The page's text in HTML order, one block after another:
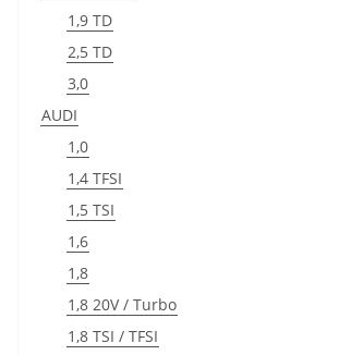
1,9 TD
2,5 TD
3,0
AUDI
1,0
1,4 TFSI
1,5 TSI
1,6
1,8
1,8 20V / Turbo
1,8 TSI / TFSI